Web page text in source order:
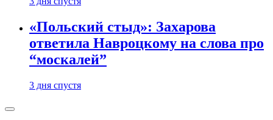
«Польский стыд»: Захарова
ответила Навроцкому на слова про
“москалей”
3 дня спустя